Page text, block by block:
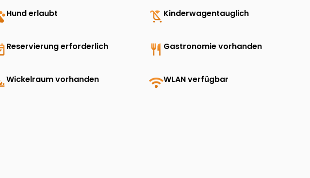
Hund erlaubt child_friendly Kinderwagentauglich
Reservierung erforderlich restaurant Gastronomie vorhanden
Wickelraum vorhanden wifiWLAN verfügbar